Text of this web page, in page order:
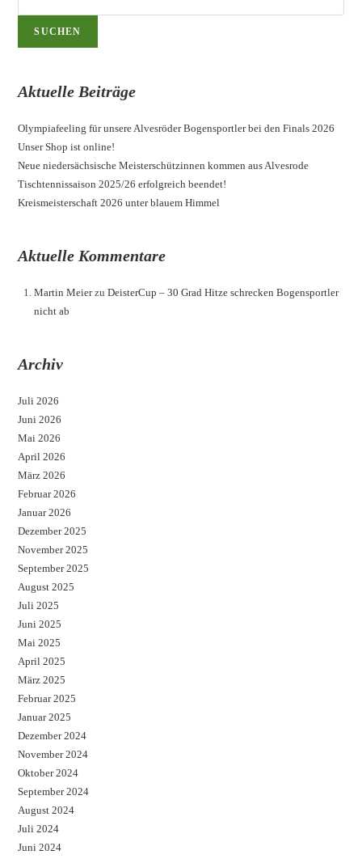
SUCHEN
Aktuelle Beiträge
Olympiafeeling für unsere Alvesröder Bogensportler bei den Finals 2026
Unser Shop ist online!
Neue niedersächsische Meisterschützinnen kommen aus Alvesrode
Tischtennissaison 2025/26 erfolgreich beendet!
Kreismeisterschaft 2026 unter blauem Himmel
Aktuelle Kommentare
Martin MeierzuDeisterCup – 30 Grad Hitze schrecken Bogensportler
nicht ab
Archiv
Juli 2026
Juni 2026
Mai 2026
April 2026
März 2026
Februar 2026
Januar 2026
Dezember 2025
November 2025
September 2025
August 2025
Juli 2025
Juni 2025
Mai 2025
April 2025
März 2025
Februar 2025
Januar 2025
Dezember 2024
November 2024
Oktober 2024
September 2024
August 2024
Juli 2024
Juni 2024